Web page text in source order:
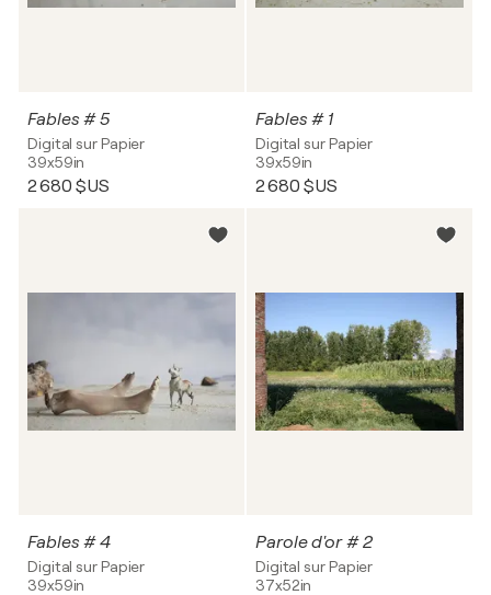
Fables # 5
Digital sur Papier
39x59in
2 680 $US
Fables # 1
Digital sur Papier
39x59in
2 680 $US
Fables # 4
Digital sur Papier
39x59in
Parole d'or # 2
Digital sur Papier
37x52in